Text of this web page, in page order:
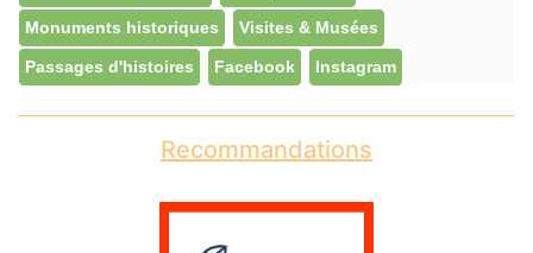
Monuments historiques Visites & Musées
Passages d'histoires Facebook Instagram
Recommandations